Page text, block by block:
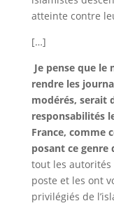
atteinte contre
[…]
Je pense que
rendre les
modérés, serait
responsabilités
France, comme
posant ce genre
tout les autorités
poste et les ont
privilégiés de